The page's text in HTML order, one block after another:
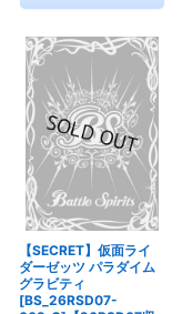
【SECRET】仮面ライ
ダーゼッツ パラダイム
グラビティ
[BS_26RSD07-